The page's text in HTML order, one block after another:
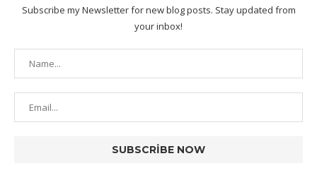
Subscribe my Newsletter for new blog posts. Stay updated from
your inbox!